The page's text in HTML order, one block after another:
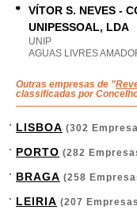
VÍTOR S. NEVES -
UNIPESSOAL, LDA
UNIP
AGUAS LIVRES
Outras empresas de "
classificadas por
LISBOA (302
PORTO (282
BRAGA (258
LEIRIA (207